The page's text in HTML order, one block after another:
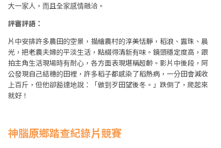
大一家人，而且全家感情融洽。
評審評語：
片中安排許多農田的空景，描繪農村的淳美恬靜，稻浪、露珠、晨
光，把老農夫婦的平淡生活，點綴得清新有味。鏡頭穩定度高，跟
拍主角生活現場時有耐心，各方面表現堪稱超齡。影片中後段，阿
公發現自己結穗的田裡，許多稻子都感染了稻熱病，一分田會減收
上百斤，但他卻豁達地說：「做到歹田望後冬。」跌倒了，爬起來
就好！
神腦原鄉踏查紀錄片競賽